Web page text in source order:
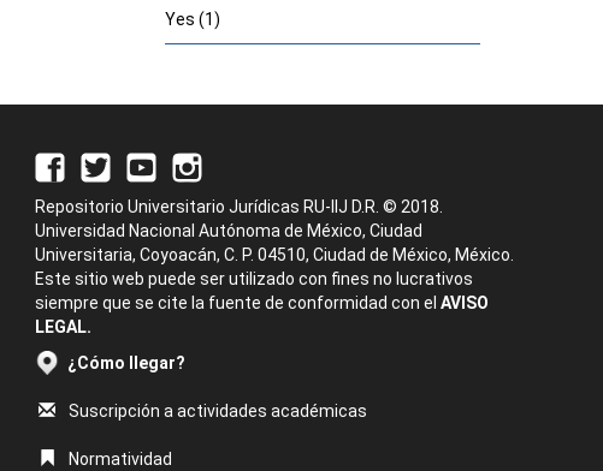
Yes (1)
Repositorio Universitario Jurídicas RU-IIJ D.R. © 2018.
Universidad Nacional Autónoma de México, Ciudad
Universitaria, Coyoacán, C. P. 04510, Ciudad de México, México.
Este sitio web puede ser utilizado con fines no lucrativos
siempre que se cite la fuente de conformidad con el AVISO
LEGAL.
¿Cómo llegar?
Suscripción a actividades académicas
Normatividad